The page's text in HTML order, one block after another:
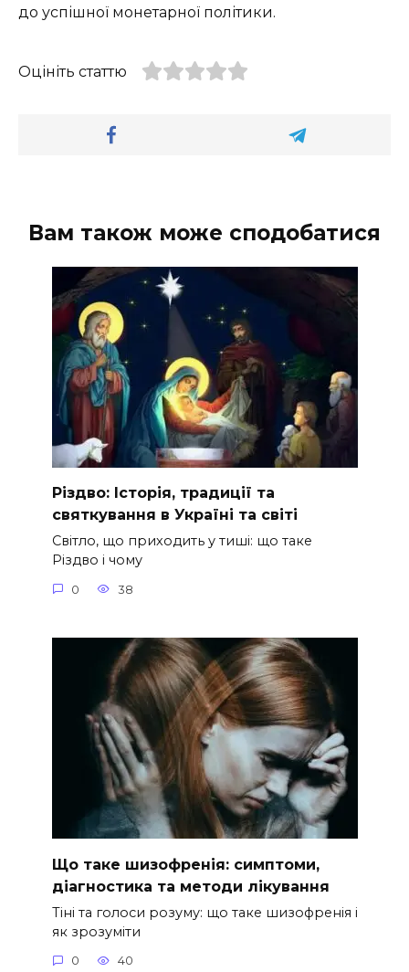
до успішної монетарної політики.
Оцініть статтю
Вам також може сподобатися
Різдво: Історія, традиції та
святкування в Україні та світі
Світло, що приходить у тиші: що таке
Різдво і чому
0 38
Що таке шизофренія: симптоми,
діагностика та методи лікування
Тіні та голоси розуму: що таке шизофренія і
як зрозуміти
0 40